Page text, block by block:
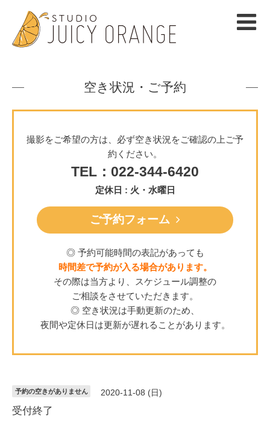
空き状況・ご予約
撮影をご希望の方は、必ず空き状況をご確認の上ご予
約ください。
TEL：022-344-6420
定休日 : 火・水曜日
ご予約フォーム
◎ 予約可能時間の表記があっても
時間差で予約が入る場合があります。
その際は当方より、スケジュール調整の
ご相談をさせていただきます。
◎ 空き状況は手動更新のため、
夜間や定休日は更新が遅れることがあります。
予約の空きがありません 2020-11-08 (日)
受付終了